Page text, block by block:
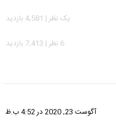
يک نظر | 4,581 بازدید
6 نظر | 7,413 بازدید
آگوست 23, 2020 در 4:52 ب.ظ